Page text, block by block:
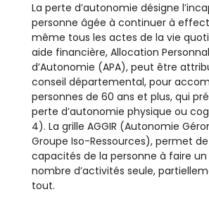
La perte d’autonomie désigne
personne âgée à continuer à
même tous les actes de la vie
aide financière, Allocation
d’Autonomie (APA), peut être
conseil départemental, pour
personnes de 60 ans et plus, qui
perte d’autonomie physique ou
4). La grille AGGIR (Autonomie
Groupe Iso-Ressources), permet
capacités de la personne à faire
nombre d’activités seule,
tout.